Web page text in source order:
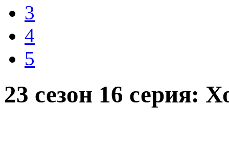
3
4
5
23 сезон 16 серия: